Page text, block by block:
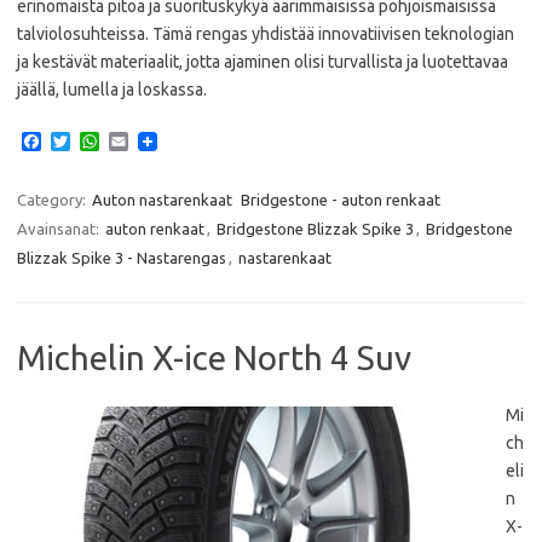
erinomaista pitoa ja suorituskykyä äärimmäisissä pohjoismaisissa
talviolosuhteissa. Tämä rengas yhdistää innovatiivisen teknologian
ja kestävät materiaalit, jotta ajaminen olisi turvallista ja luotettavaa
jäällä, lumella ja loskassa.
e
b
o
o
T
t
e
r
W
t
A
p
E
i
Category: Auton nastarenkaat Bridgestone - auton renkaat
Avainsanat: auton renkaat Bridgestone Blizzak Spike 3
Bridgestone
Blizzak Spike 3 - Nastarengas
nastarenkaat
Michelin X-ice North 4 Suv
Mi
ch
eli
n
X-